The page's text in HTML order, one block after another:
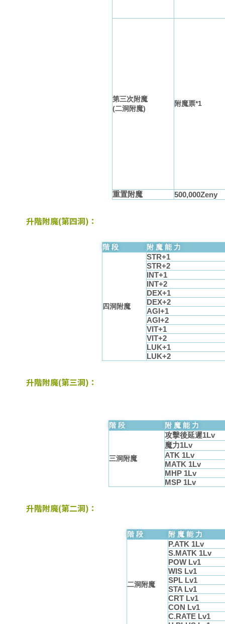
第三次附魔
(二洞附魔)
附魔票*1
重置附魔 500,000Zeny
升階附魔(第四洞)：
階段 附魔能力
四洞附魔
STR+1
STR+2
INT+1
INT+2
DEX+1
DEX+2
AGI+1
AGI+2
VIT+1
VIT+2
LUK+1
LUK+2
升階附魔(第三洞)：
階段 附魔能力
三洞附魔
攻擊後延遲1Lv
魔力1Lv
ATK 1Lv
MATK 1Lv
MHP 1Lv
MSP 1Lv
升階附魔(第二洞)：
階段 附魔能力
二洞附魔
P.ATK 1Lv
S.MATK 1Lv
POW Lv1
WIS Lv1
SPL Lv1
STA Lv1
CRT Lv1
CON Lv1
C.RATE Lv1